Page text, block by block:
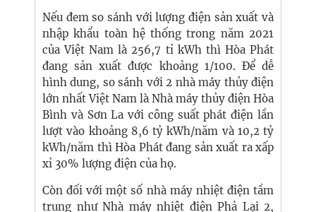
Nếu đem so sánh với lượng điện sản xuất và
nhập khẩu toàn hệ thống trong năm 2021
của Việt Nam là 256,7 tỉ kWh thì Hòa Phát
đang sản xuất được khoảng 1/100. Để dễ
hình dung, so sánh với 2 nhà máy thủy điện
lớn nhất Việt Nam là Nhà máy thủy điện Hòa
Bình và Sơn La với công suất phát điện lần
lượt vào khoảng 8,6 tỷ kWh/năm và 10,2 tỷ
kWh/năm thì Hòa Phát đang sản xuất ra xấp
xỉ 30% lượng điện của họ.
Còn đối với một số nhà máy nhiệt điện tầm
trung như Nhà máy nhiệt điện Phả Lại 2,